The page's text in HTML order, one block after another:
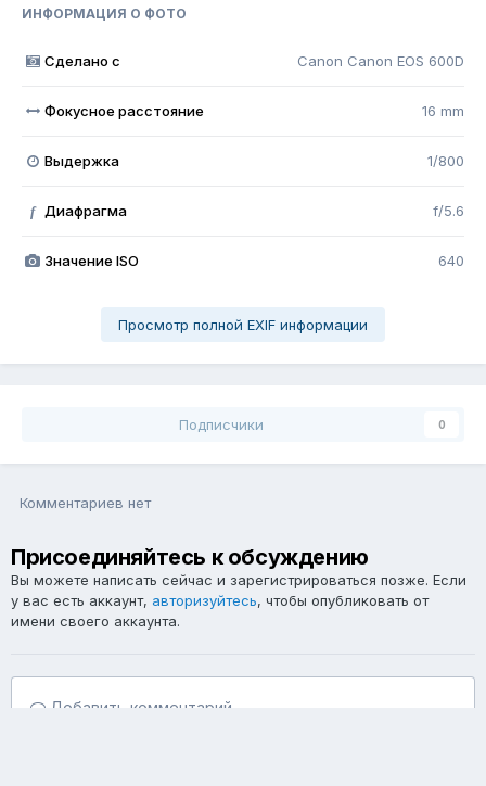
ИНФОРМАЦИЯ О ФОТО
Сделано с Canon Canon EOS 600D
Фокусное расстояние 16 mm
Выдержка 1/800
f Диафрагма f/5.6
Значение ISO 640
Просмотр полной EXIF информации
Подписчики 0
Комментариев нет
Присоединяйтесь к обсуждению
Вы можете написать сейчас и зарегистрироваться позже. Если
у вас есть аккаунт, авторизуйтесь, чтобы опубликовать от
имени своего аккаунта.
Добавить комментарий...